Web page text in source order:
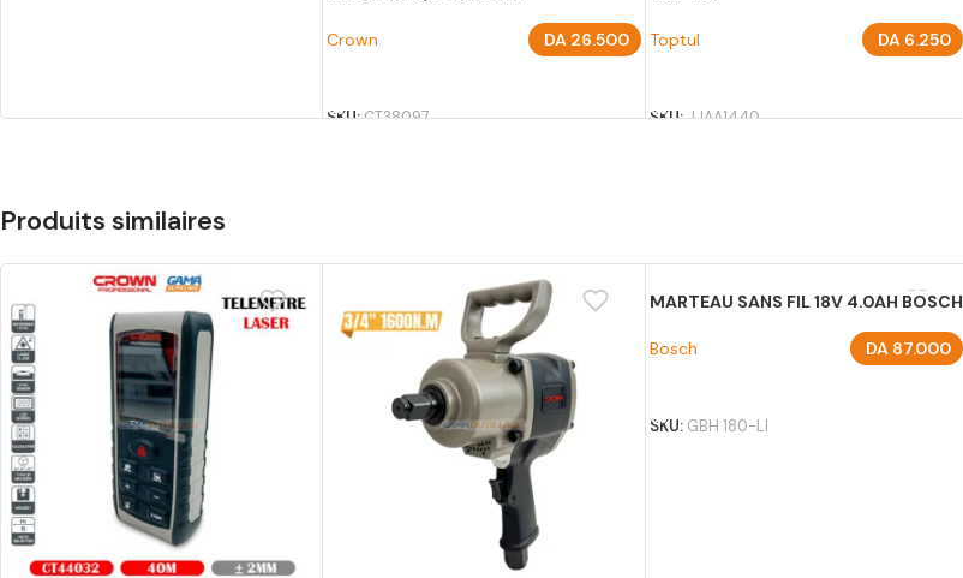
Crown DA26.500
SKU:CT38097
Toptul DA 6.250
SKU:JJAA1440
Produits similaires
MARTEAU SANS FIL 18V 4.0AH BOSCH
Bosch DA 87.000
SKU: GBH 180-LI